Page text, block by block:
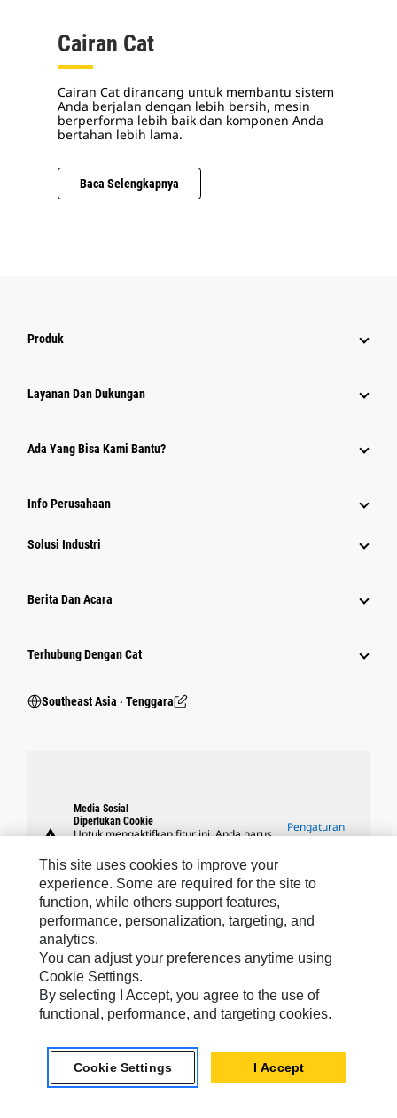
Cairan Cat
Cairan Cat dirancang untuk membantu sistem
Anda berjalan dengan lebih bersih, mesin
berperforma lebih baik dan komponen Anda
bertahan lebih lama.
Baca Selengkapnya
Produk
Layanan Dan Dukungan
Ada Yang Bisa Kami Bantu?
Info Perusahaan
Solusi Industri
Berita Dan Acara
Terhubung Dengan Cat
Southeast Asia ‧ Tenggara
warning
Media Sosial
Diperlukan Cookie
Untuk mengaktifkan fitur ini, Anda harus
penargetan, fungsional, dan kinerja.
Pengaturan
Merek Caterpillar
Caterpillar.com
Hubungi Caterpillar
Preferensi Pemasaran Saya
This site uses cookies to improve your
experience. Some are required for the site to
function, while others support features,
performance, personalization, targeting, and
analytics.
You can adjust your preferences anytime using
Cookie Settings.
By selecting I Accept, you agree to the use of
functional, performance, and targeting cookies.
Cookie Settings I Accept